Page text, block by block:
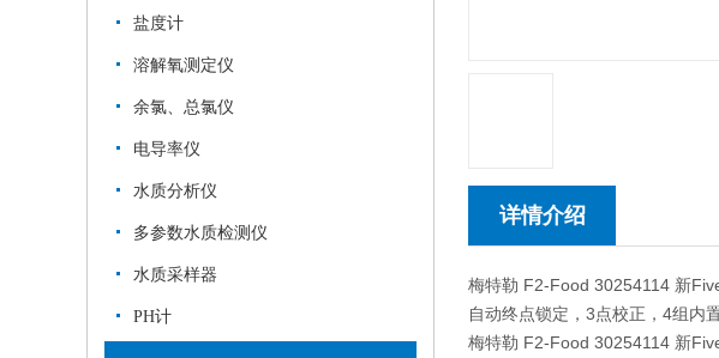
盐度计
溶解氧测定仪
余氯、总氯仪
电导率仪
水质分析仪
多参数水质检测仪
水质采样器
PH计
详情介绍
梅特勒 F2-Food 30254114 新
自动终点锁定，3点校正，4组内
梅特勒 F2-Food 30254114 新